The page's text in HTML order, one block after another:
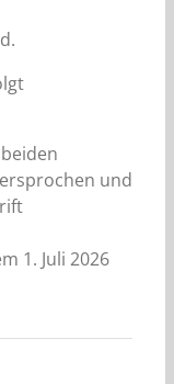
und
1. Juli 2026